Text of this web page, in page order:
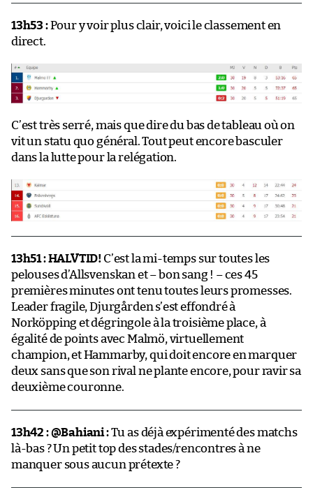
13h53 :Pour y voir plus clair, voici le classement en
direct.
C’est très serré, mais que dire du bas de tableau où on
vit un statu quo général. Tout peut encore basculer
dans la lutte pour la relégation.
13h51 : HALVTID! C’est la mi-temps sur toutes les
pelouses d’Allsvenskan et – bon sang ! – ces 45
premières minutes ont tenu toutes leurs promesses.
Leader fragile, Djurgården s’est effondré à
Norköpping et dégringole à la troisième place, à
égalité de points avec Malmö, virtuellement
champion, et Hammarby, qui doit encore en marquer
deux sans que son rival ne plante encore, pour ravir sa
deuxième couronne.
13h42 : @Bahiani :Tu as déjà expérimenté des matchs
là-bas ? Un petit top des stades/rencontres à ne
manquer sous aucun prétexte ?